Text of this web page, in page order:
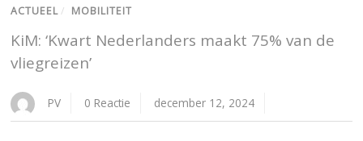
ACTUEEL / MOBILITEIT
KiM: ‘Kwart Nederlanders maakt 75% van de
vliegreizen’
PV 0 Reactie december 12, 2024